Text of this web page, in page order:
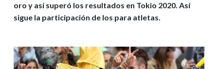
oro y así superó los resultados en Tokio 2020. Así
sigue la participación de los para atletas.